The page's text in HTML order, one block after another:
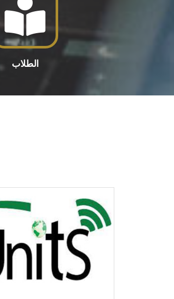
الطلاب